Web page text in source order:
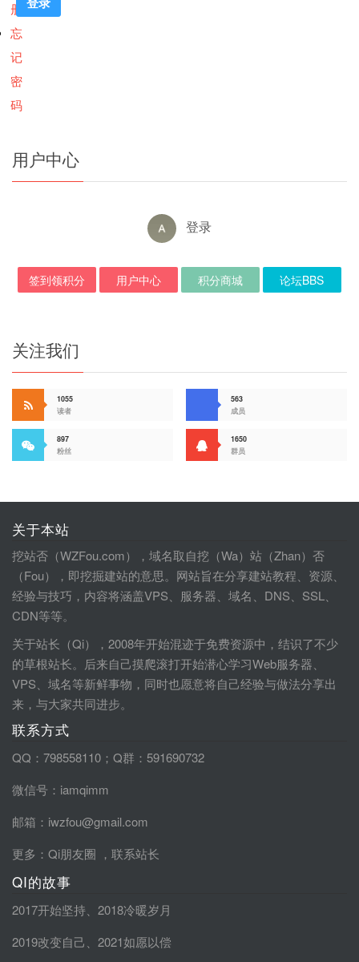
册
忘
记
密
码
用户中心
登录
签到领积分 用户中心 积分商城 论坛BBS
关注我们
1055
读者
563
成员
897
粉丝
1650
群员
关于本站
挖站否（WZFou.com），域名取自挖（Wa）站（Zhan）否
（Fou），即挖掘建站的意思。网站旨在分享建站教程、资源、
经验与技巧，内容将涵盖VPS、服务器、域名、DNS、SSL、
CDN等等。
关于站长（Qi），2008年开始混迹于免费资源中，结识了不少
的草根站长。后来自己摸爬滚打开始潜心学习Web服务器、
VPS、域名等新鲜事物，同时也愿意将自己经验与做法分享出
来，与大家共同进步。
联系方式
QQ：798558110；Q群：591690732
微信号：iamqimm
邮箱：iwzfou@gmail.com
更多： Qi朋友圈 ， 联系站长
QI的故事
2017开始坚持
2018冷暖岁月
2019改变自己
2021如愿以偿